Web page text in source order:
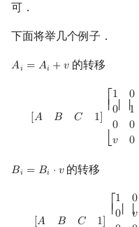
可．
下面将举几个例子．
𝐴𝑖 = 𝐴𝑖 +𝑣
Ai= Ai +v 的转移
[𝐴 𝐵 𝐶 1]
⎡⎢ ⎢ ⎢
⎣
1 0
0
1
0
0
𝑣
0
0 01
𝐵𝑖 = 𝐵𝑖 ⋅ 𝑣
Bi= Bi ⋅v 的转移
⎡
⎢ ⎢ ⎢
1 0
0
𝑣
00 v0